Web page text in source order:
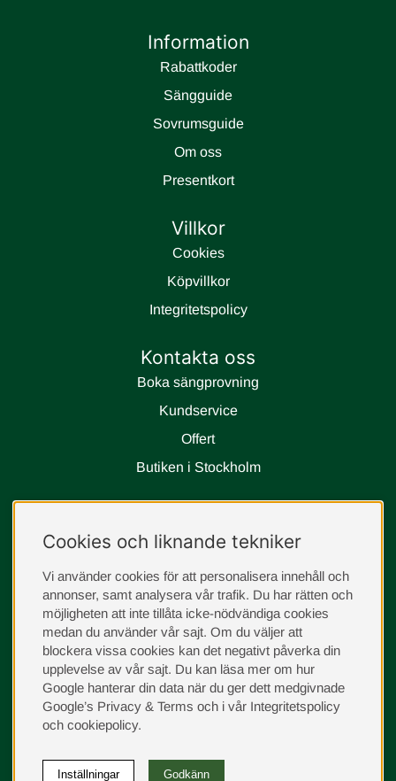
Information
Rabattkoder
Sängguide
Sovrumsguide
Om oss
Presentkort
Villkor
Cookies
Köpvillkor
Integritetspolicy
Kontakta oss
Boka sängprovning
Kundservice
Offert
Butiken i Stockholm
instagram
Cookies och liknande tekniker
Vi använder cookies för att personalisera innehåll och
annonser, samt analysera vår trafik. Du har rätten och
möjligheten att inte tillåta icke-nödvändiga cookies
medan du använder vår sajt. Om du väljer att
blockera vissa cookies kan det negativt påverka din
upplevelse av vår sajt. Du kan läsa mer om hur
Google hanterar din data när du ger dett medgivnade
Google’s Privacy & Terms och i vår Integritetspolicy
och cookiepolicy.
Inställningar Godkänn